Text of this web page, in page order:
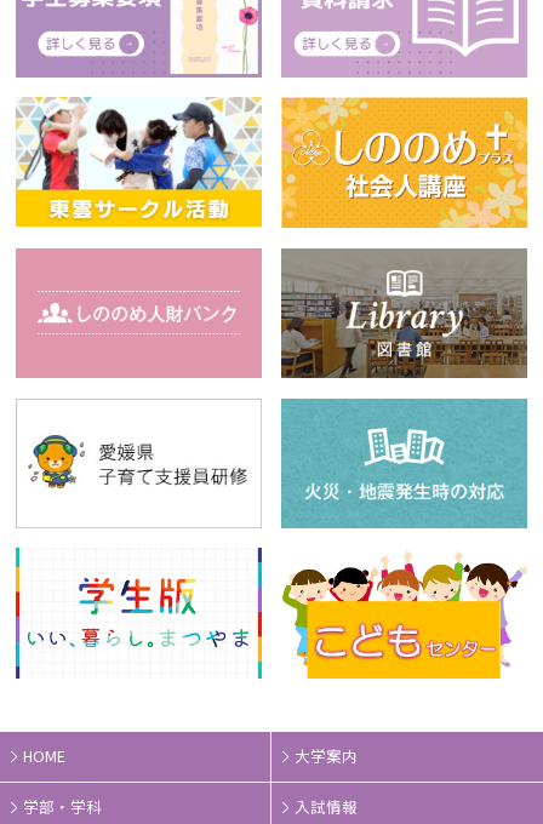
HOME 大学案内
学部・学科 入試情報